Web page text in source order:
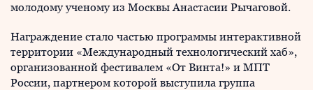
молодому ученому из Москвы Анастасии Рычаговой.
Награждение стало частью программы интерактивной
территории «Международный технологический хаб»,
организованной фестивалем «От Винта!» и МПТ
России, партнером которой выступила группа